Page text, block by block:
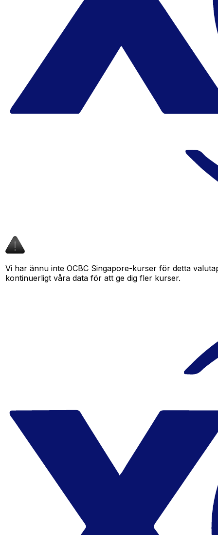
Vi har ännu inte OCBC Singapore-kurser för detta
kontinuerligt våra data för att ge dig fler kurser.